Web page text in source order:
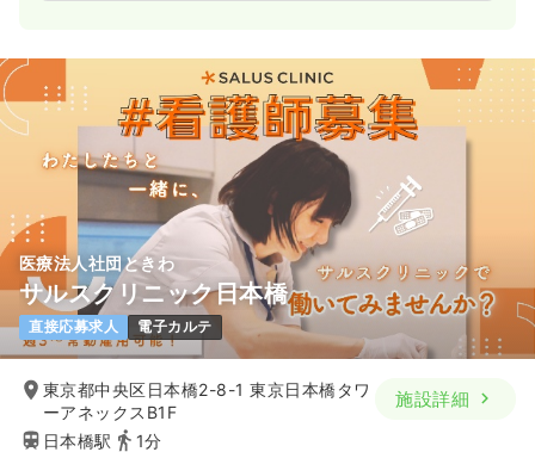
医療法人社団ときわ
サルスクリニック日本橋
直接応募求人 電子カルテ
東京都中央区日本橋2-8-1 東京日本橋タワ
ーアネックスB1F
日本橋駅
1分
施設詳細